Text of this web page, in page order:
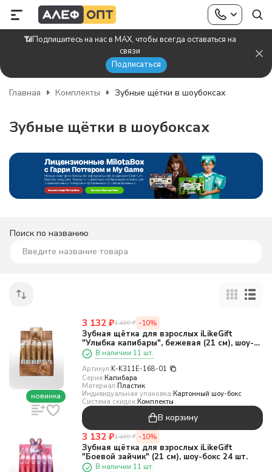
📶Подпишитесь на нас в MAX, чтобы всегда оставаться на
связи
Подписаться
Главная Комплекты Зубные щётки в шоубоксах
Зубные щётки в шоубоксах
Поиск по названию
новинка
3 132 ₽3 480 ₽ -10%
Зубная щётка для взрослых iLikeGift
"Улыбка капибары", бежевая (21 см), шоу-
бокс 24 шт.
В наличии 11 шт.
Артикул:K-K311E-168-01
Серия:Капибара
Материал:Пластик
Индивидуальная упаковка:Картонный шоу-бокс
Система скидок:Комплекты
В корзину
3 132 ₽3 480 ₽ -10%
Зубная щётка для взрослых iLikeGift
"Боевой зайчик" (21 см), шоу-бокс 24 шт.
В наличии 11 шт.